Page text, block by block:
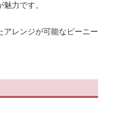
力です。
レンジが可能なビーニー